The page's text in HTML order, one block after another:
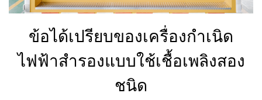
ข้อได้เปรียบของเครื่องกำเนิด
ไฟฟ้าสำรองแบบใช้เชื้อเพลิงสอง
ชนิด